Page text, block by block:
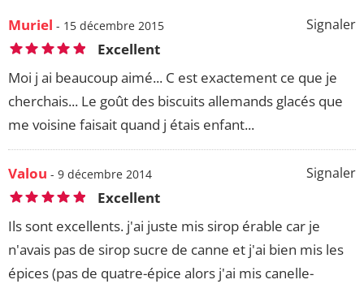
Signaler
Muriel - 15 décembre 2015
Excellent
Moi j ai beaucoup aimé... C est exactement ce que je
cherchais... Le goût des biscuits allemands glacés que
me voisine faisait quand j étais enfant...
Signaler
Valou - 9 décembre 2014
Excellent
Ils sont excellents. j'ai juste mis sirop érable car je
n'avais pas de sirop sucre de canne et j'ai bien mis les
épices (pas de quatre-épice alors j'ai mis canelle-